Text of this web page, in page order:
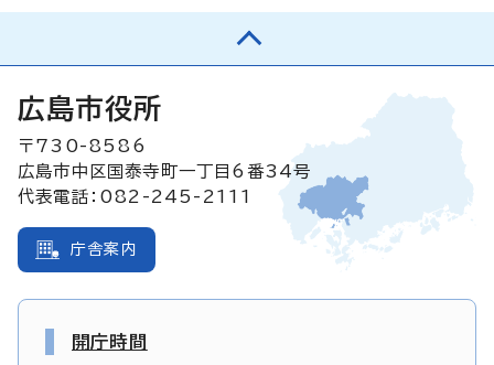
広島市役所
〒730-8586
広島市中区国泰寺町一丁目6番34号
代表電話：082-245-2111
庁舎案内
開庁時間